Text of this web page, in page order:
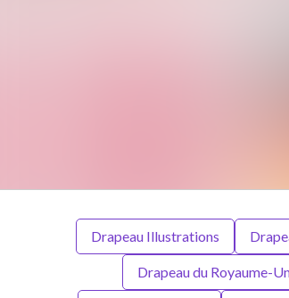
Drapeau Illustrations
Drapeau du Royaume-